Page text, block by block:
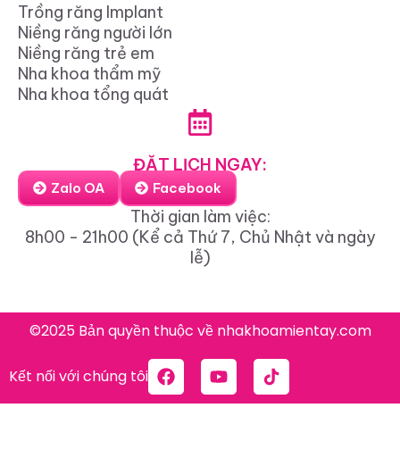
Trồng răng Implant
Niềng răng người lớn
Niềng răng trẻ em
Nha khoa thẩm mỹ
Nha khoa tổng quát
ĐẶT LỊCH NGAY:
Zalo OA Facebook
Thời gian làm việc:
8h00 - 21h00 (Kể cả Thứ 7, Chủ Nhật và ngày
lễ)
©2025 Bản quyền thuộc về nhakhoamientay.com
Kết nối với chúng tôi